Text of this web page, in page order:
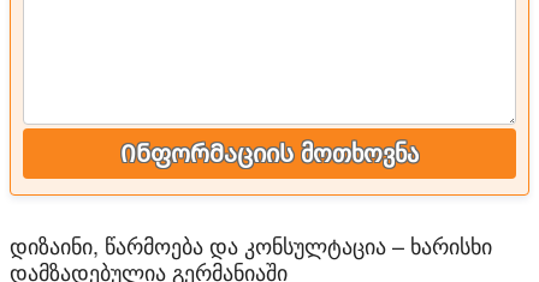
Ინფორმაციის მოთხოვნა
დიზაინი, წარმოება და კონსულტაცია – ხარისხი
დამზადებულია გერმანიაში